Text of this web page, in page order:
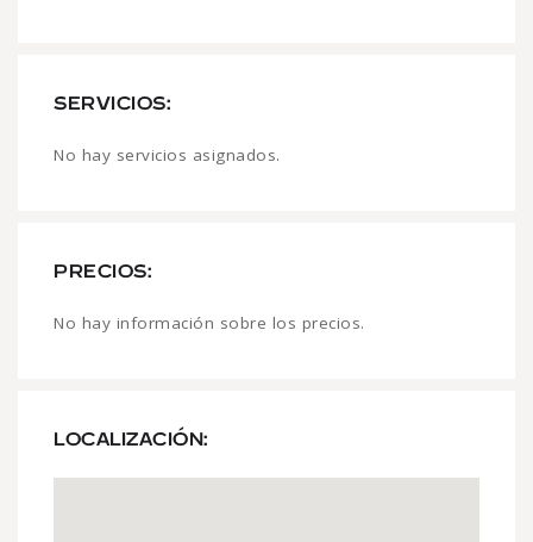
SERVICIOS:
No hay servicios asignados.
PRECIOS:
No hay información sobre los precios.
LOCALIZACIÓN: